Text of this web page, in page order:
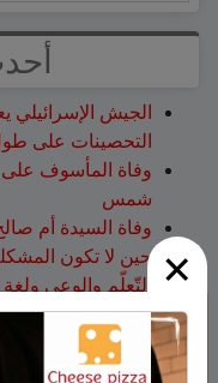
×
التحصينات على
وفاة المأسوف
شمس
وفاة السيدة أم
حين لا تكون
التّعلّم والوعي
هذا الأسبوع: لا
للهندسيين – 13/8/2026